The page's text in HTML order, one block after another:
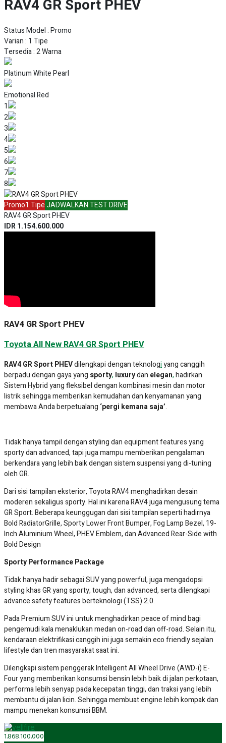
RAV4 GR Sport PHEV
Status Model : Promo
Varian : 1 Tipe
Tersedia : 2 Warna
Platinum White Pearl
Emotional Red
1
2
3
4
5
6
7
8
Promo1 TipeJADWALKAN TEST DRIVE
RAV4 GR Sport PHEV
IDR 1.154.600.000
RAV4 GR Sport PHEV
Toyota All New RAV4 GR Sport PHEV
RAV4 GR Sport PHEVdilengkapi dengan teknologiyang canggih
berpadu dengan gaya yang sporty, luxurydan elegan,hadirkan
Sistem Hybrid yang fleksibel dengan kombinasi mesin dan motor
listrik sehingga memberikan kemudahan dan kenyamanan yang
membawa Anda berpetualang ‘pergi kemana saja’.
Tidak hanya tampil dengan styling dan equipment features yang
sporty dan advanced, tapi juga mampu memberikan pengalaman
berkendara yang lebih baik dengan sistem suspensi yang di-tuning
oleh GR.
Dari sisi tampilan eksterior, Toyota RAV4 menghadirkan desain
moderen sekaligus sporty. Hal ini karena RAV4 juga mengusung tema
GR Sport. Beberapa keunggugan dari sisi tampilan seperti hadirnya
Bold RadiatorGrille, Sporty Lower Front Bumper, Fog Lamp Bezel, 19-
Inch Aluminium Wheel, PHEV Emblem, dan Advanced Rear-Side with
Bold Design
Sporty Performance Package
Tidak hanya hadir sebagai SUV yang powerful, juga mengadopsi
styling khas GR yang sporty, tough, dan advanced, serta dilengkapi
advance safety features berteknologi (TSS) 2.0.
Pada Premium SUV ini untuk menghadirkan peace of mind bagi
pengemudi kala menaklukan medan on-road dan off-road. Selain itu,
kendaraan elektrifikasi canggih ini juga semakin eco friendly sejalan
lifestyle dan tren masyarakat saat ini.
Dilengkapi sistem penggerak Intelligent All Wheel Drive (AWD-i) E-
Four yang memberikan konsumsi bensin lebih baik di jalan perkotaan,
performa lebih senyap pada kecepatan tinggi, dan traksi yang lebih
membantu di jalan licin. Sehingga membuat engine lebih kompak dan
mampu menekan konsumsi BBM.
1.868.100.000